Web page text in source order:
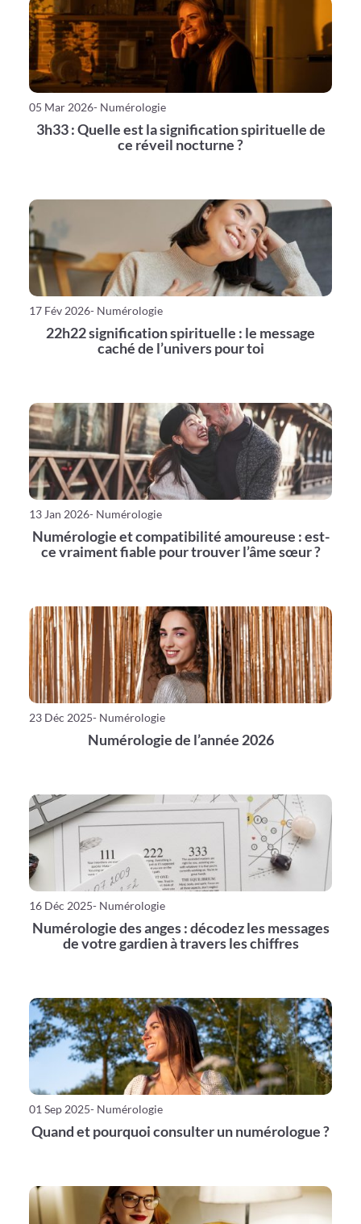
05 Mar 2026- Numérologie
3h33 : Quelle est la signification spirituelle de
ce réveil nocturne ?
17 Fév 2026- Numérologie
22h22 signification spirituelle : le message
caché de l’univers pour toi
13 Jan 2026- Numérologie
Numérologie et compatibilité amoureuse : est-
ce vraiment fiable pour trouver l’âme sœur ?
23 Déc 2025- Numérologie
Numérologie de l’année 2026
16 Déc 2025- Numérologie
Numérologie des anges : décodez les messages
de votre gardien à travers les chiffres
01 Sep 2025- Numérologie
Quand et pourquoi consulter un numérologue ?